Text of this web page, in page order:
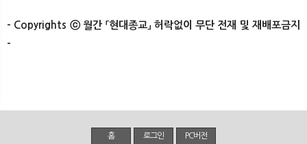
- Copyrights ⓒ 월간 「현대종교」 허락없이 무단 전재 및 재배포금지
-
홈 로그인 PC버전